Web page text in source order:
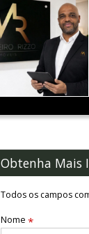
Obtenha Mais
Todos os campos
Nome*